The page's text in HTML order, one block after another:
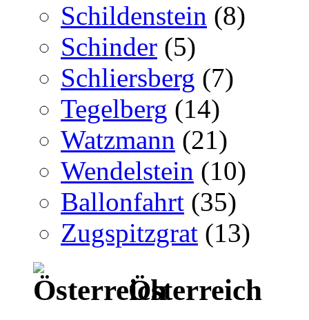
Schildenstein (8)
Schinder (5)
Schliersberg (7)
Tegelberg (14)
Watzmann (21)
Wendelstein (10)
Ballonfahrt (35)
Zugspitzgrat (13)
Österreich